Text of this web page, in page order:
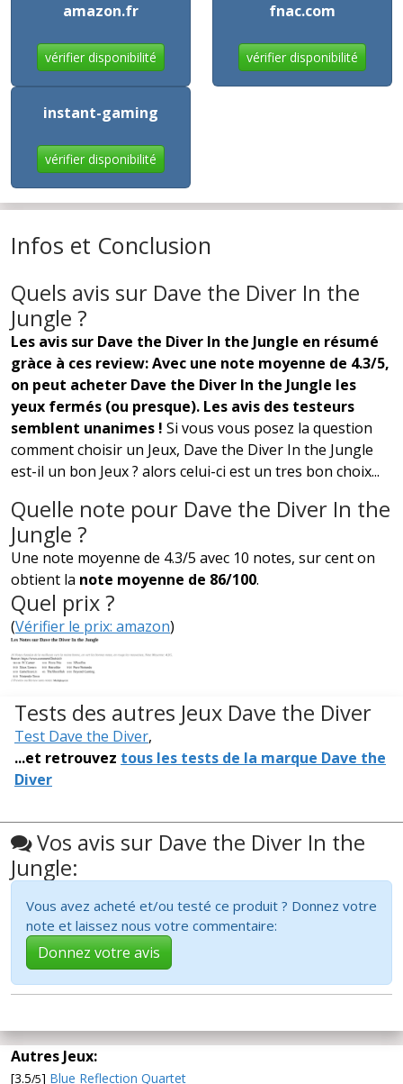
amazon.fr
vérifier disponibilité
fnac.com
vérifier disponibilité
instant-gaming
vérifier disponibilité
Infos et Conclusion
Quels avis sur Dave the Diver In the
Jungle ?
Les avis sur Dave the Diver In the Jungle en résumé
gràce à ces review: Avec une note moyenne de 4.3/5,
on peut acheter Dave the Diver In the Jungle les
yeux fermés (ou presque). Les avis des testeurs
semblent unanimes ! Si vous vous posez la question
comment choisir un Jeux, Dave the Diver In the Jungle
est-il un bon Jeux ? alors celui-ci est un tres bon choix...
Quelle note pour Dave the Diver In the
Jungle ?
Une note moyenne de 4.3/5 avec 10 notes, sur cent on
obtient la note moyenne de 86/100.
Quel prix ?
(Vérifier le prix: amazon)
Tests des autres Jeux Dave the Diver
Test Dave the Diver,
...et retrouvez tous les tests de la marque Dave the
Diver
Vos avis sur Dave the Diver In the
Jungle:
Vous avez acheté et/ou testé ce produit ? Donnez votre
note et laissez nous votre commentaire:
Donnez votre avis
Autres Jeux:
[3.5/5] Blue Reflection Quartet